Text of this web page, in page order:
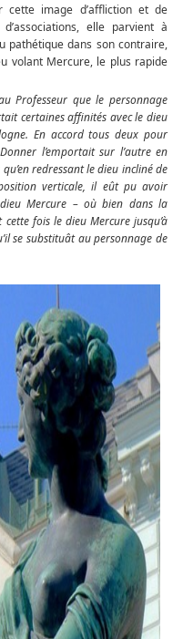
image d’affliction et de
elle parvient à
pathétique dans son contraire,
volant Mercure, le plus rapide
Professeur que le personnage
certaines affinités avec le dieu
En accord tous deux pour
l’emportait sur l’autre en
redressant le dieu incliné de
verticale, il eût pu avoir
Mercure – où bien dans la
fois le dieu Mercure jusqu’à
se substituât au personnage de